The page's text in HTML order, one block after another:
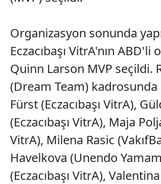
Organizasyon sonunda
Eczacıbaşı VitrA'nın ABD'li
Quinn Larson MVP seçildi.
(Dream Team)
Fürst (Eczacıbaşı VitrA),
(Eczacıbaşı VitrA), Maja
VitrA), Milena Rasic
Havelkova (Unendo
(Eczacıbaşı VitrA),